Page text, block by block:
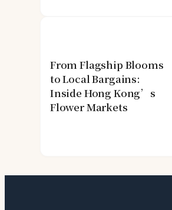
From Flagship Blooms
to Local Bargains:
Inside Hong Kong’s
Flower Markets